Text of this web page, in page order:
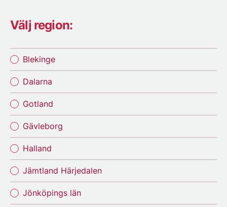
Välj region:
Blekinge
Dalarna
Gotland
Gävleborg
Halland
Jämtland Härjedalen
Jönköpings län